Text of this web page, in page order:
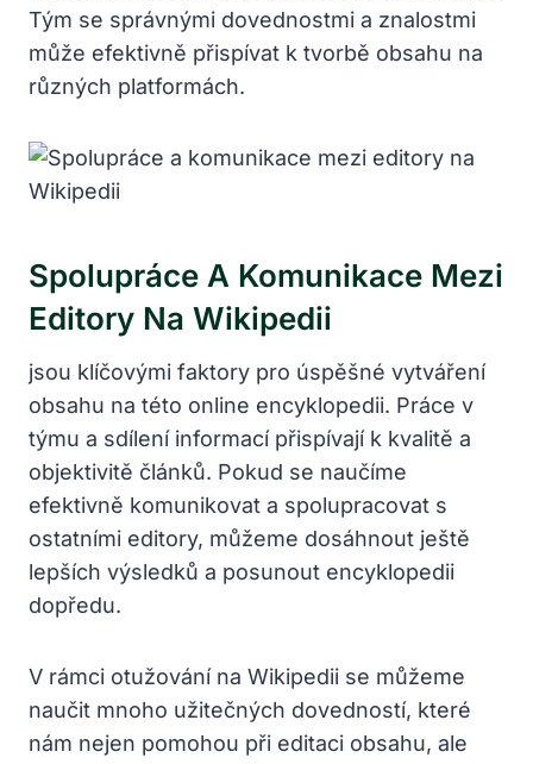
Tým se správnými dovednostmi a znalostmi
může efektivně přispívat k tvorbě obsahu na
různých platformách.
Spolupráce A Komunikace Mezi
Editory Na Wikipedii
jsou klíčovými faktory pro úspěšné vytváření
obsahu na této online encyklopedii. Práce v
týmu a sdílení informací přispívají k kvalitě a
objektivitě článků. Pokud se naučíme
efektivně komunikovat a spolupracovat s
ostatními editory, můžeme dosáhnout ještě
lepších výsledků a posunout encyklopedii
dopředu.
V rámci otužování na Wikipedii se můžeme
naučit mnoho užitečných dovedností, které
nám nejen pomohou při editaci obsahu, ale